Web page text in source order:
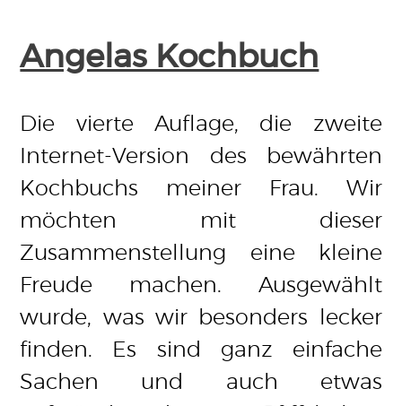
Angelas Kochbuch
Die vierte Auflage, die zweite
Internet-Version des bewährten
Kochbuchs meiner Frau. Wir
möchten mit dieser
Zusammenstellung eine kleine
Freude machen. Ausgewählt
wurde, was wir besonders lecker
finden. Es sind ganz einfache
Sachen und auch etwas